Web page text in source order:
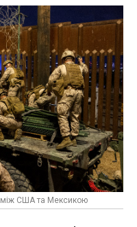
між США та Мексикою